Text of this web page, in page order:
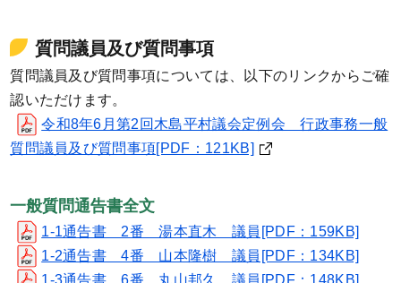
質問議員及び質問事項
質問議員及び質問事項については、以下のリンクからご確
認いただけます。
令和8年6月第2回木島平村議会定例会 行政事務一般
質問議員及び質問事項[PDF：121KB]
一般質問通告書全文
1-1通告書 2番 湯本直木 議員[PDF：159KB]
1-2通告書 4番 山本隆樹 議員[PDF：134KB]
1-3通告書 6番 丸山邦久 議員[PDF：148KB]